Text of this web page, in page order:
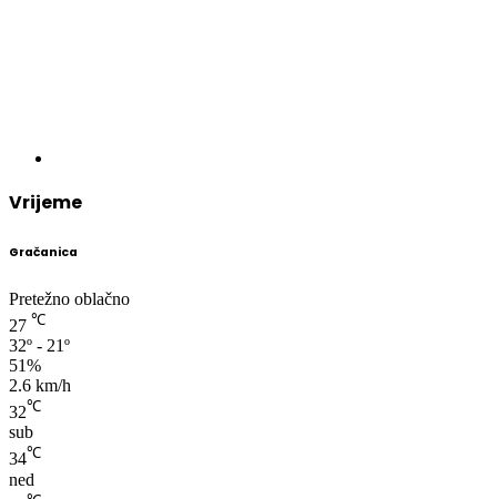
Vrijeme
Gračanica
Pretežno oblačno
32º - 21º
51%
2.6 km/h
32℃
sub
34 ℃
ned
37 ℃
pon